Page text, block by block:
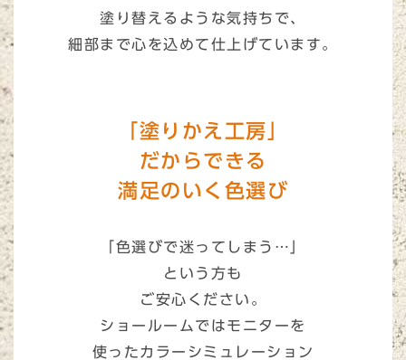
塗り替えるような気持ちで、
細部まで心を込めて仕上げています。
「塗りかえ工房」
だからできる
満足のいく色選び
「色選びで迷ってしまう…」
という方も
ご安心ください。
ショールームではモニターを
使ったカラーシミュレーション